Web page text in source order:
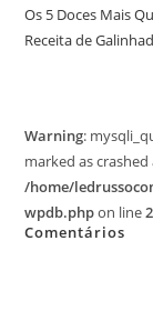
Os 5 Doces Mais
Receita de
Warning:
marked as
/home/
wpdb.phpon line
Comentários